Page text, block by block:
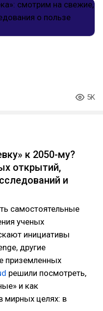
5K
к 2050-му?
открытий,
и
самостоятельные
ученых
инициативы
другие
приземленных
решили посмотреть,
и как
мирных целях: в